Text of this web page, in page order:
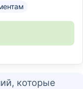
которые